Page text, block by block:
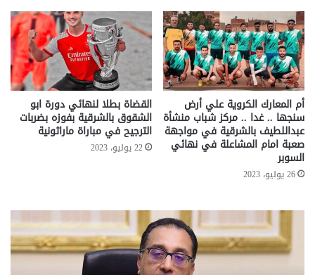
أم المعارك الكروية علي أرض
سنجها .. غدا .. مركز شباب منشأة
عبداللطيف بالشرقية في مواجهة
صعبة امام المشاعلة في نهائي
السوبر
26 يوليو، 2023
القضاة بطلا لنهائي دورة ابو
الشقوق بالشرقية بفوزه بضربات
الترجيح في مباراة ماراثونية
22 يوليو، 2023
معاش
المطلقة
إليك
ضد